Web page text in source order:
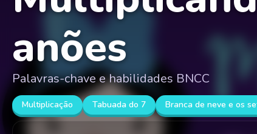
anões
Palavras-chave e habilidades BNCC
Multiplicação Tabuada do 7 Branca de neve e os